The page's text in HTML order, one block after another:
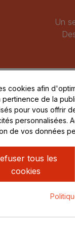
Un
313
Parc de
69530
8h - 16h
cookies afin
de la
pour vous offrir
personnalisées.
de vos données
tous les
cookies